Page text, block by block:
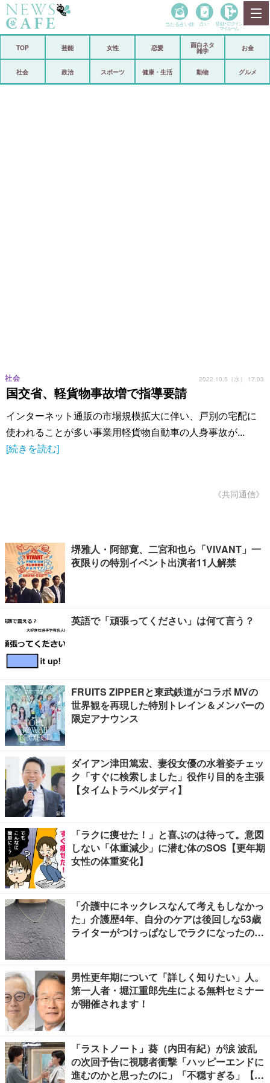
政治
当たる占い師 占い 登録• ログイン
マイルーム
TOP 芸能 女性 恋愛
面白ネタ
雑学
お金
社会 政治 スポーツ 健康・生活 動物 グルメ
国交省、軽貨物事故増で指導要請
社会 2022.10.5（水） 17:03
インターネット通販の市場規模拡大に伴い、戸別の宅配に
使われることが多い事業用軽貨物自動車の人身事故が...
[続きを読む]
《共同通信》
堺雅人・阿部寛、二宮和也ら「VIVANT」一
夜限りの特別イベント出演者11人解禁
英語で「頑張ってください」は何て言う？
FRUITS ZIPPERと東武鉄道がコラボ MVの
世界観を再現した特別トレイン＆メンバーの
限定アナウンス
ダイアン津田篤宏、妻役女優の水着姿チェッ
ク「すぐに検索しました」役作り目的を主張
【タイムトラベルダディ】
「ラクに痩せた！」と喜ぶのは待って。意図
しない「体重減少」に潜む体のSOS【更年期
女性の体重変化】
「介護中にネックレスなんて考えもしなかっ
た」介護歴4年、自分のケアは後回しな53歳
ライターがつけっぱなしでラクになったの
男性更年期について「詳しく知りたい」人。
第一人者・堀江重郎先生による無料セミナー
が開催されます！
「ラストノート」葵（内田有紀）が涙 波乱
の次回予告に視聴者衝撃「ハッピーエンドに
進むのかと思ったのに」「不穏すぎる」【ネ